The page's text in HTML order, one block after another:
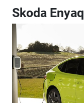
Skoda